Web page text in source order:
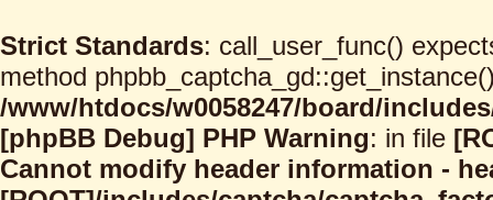
Strict Standards: call_user_func()
method
/www/htdocs/w0058247/board/
[phpBB Debug] PHP Warning: in file
Cannot modify header information -